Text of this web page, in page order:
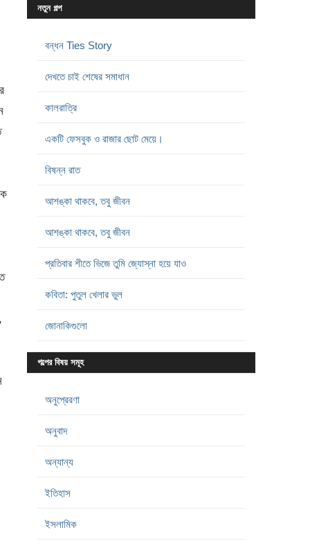
নতুন গল্প
বন্ধন Ties Story
দেখতে চাই শেষের সমাধান
কালরাত্রি
একটি ফেসবুক ও রাজার ছোট মেয়ে।
বিষন্ন রাত
আশঙ্কা থাকবে, তবু জীবন
আশঙ্কা থাকবে, তবু জীবন
প্রতিবার শীতে ভিজে তুমি জ্যোস্না হয়ে যাও
কবিতা: পুতুল খেলার ভুল
জোনাকিগুলো
গল্পের বিষয় সমূহ
অনুপ্রেরণা
অনুবাদ
অন্যান্য
ইতিহাস
ইসলামিক